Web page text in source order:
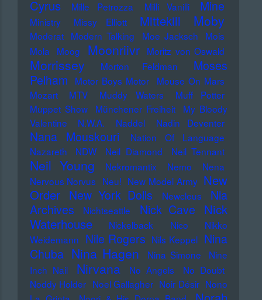
Cyrus
Mille Petrozza Milli Vanilli Mine
Ministry Missy Elliott Mittekill Moby
Moderat Modern Talking Moe Jacksch
Mois
Mola
Moog Moonriivr Moritz von Oswald
Morrissey Morton Feldman
Moses
Pelham
Motor Boys Motor
Mouse On Mars
Mozart
MTV Muddy Waters
Muff Potter
Muppet Show
Münchener Freiheit
My Bloody
Valentine
N.W.A. Naddel Nadin Deventer
Nana Mouskouri
Nation Of Language
Nazareth
NDW Neil Diamond Neil Tennant
Neil Young Nekromantix Nemo
Nena
Nervous Norvus Neu! New Model Army New
Order New York Dolls Newcleus
Nia
Archives
Nichtseattle Nick Cave
Nick
Waterhouse
Nickelback Nico
Nikko
Weidemann Nile Rogers Nils Keppel Nina
Chuba Nina Hagen Nina Simone
Nine
Inch Nail
Nirvana No Angels
No Doubt
Noddy Holder Noel Gallagher Noir Désir Nono